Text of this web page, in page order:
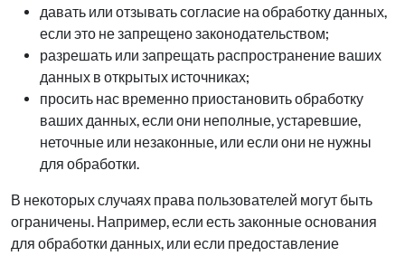
давать или отзывать согласие на обработку данных,
если это не запрещено законодательством;
разрешать или запрещать распространение ваших
данных в открытых источниках;
просить нас временно приостановить обработку
ваших данных, если они неполные, устаревшие,
неточные или незаконные, или если они не нужны
для обработки.
В некоторых случаях права пользователей могут быть
ограничены. Например, если есть законные основания
для обработки данных, или если предоставление